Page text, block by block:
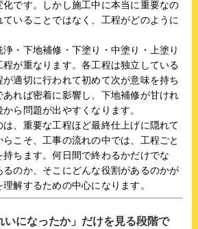
です。しかし施工中に本当に重要なの
いることではなく、工程がどのように
・下地補修・下塗り・中塗り・上塗り
程が重なります。各工程は独立している
適切に行われて初めて次が意味を持ち
あれば密着に影響し、下地補修が甘けれ
ら問題が出やすくなります。
、重要な工程ほど最終仕上げに隠れて
らこそ、工事の流れの中では、工程ごと
ちます。何日間で終わるかだけでな
るのか、そこにどんな役割があるのかが
解するための中心になります。
いになったか」だけを見る段階で